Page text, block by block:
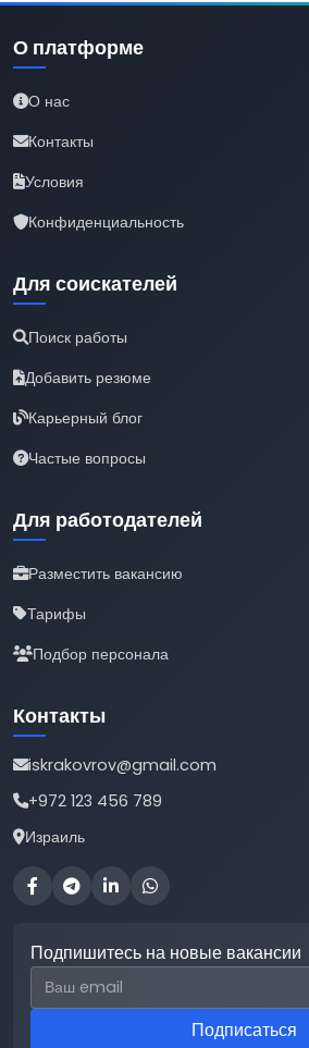
О платформе
О нас
Контакты
Условия
Конфиденциальность
Для соискателей
Поиск работы
Добавить резюме
Карьерный блог
Частые вопросы
Для работодателей
Разместить вакансию
Тарифы
Подбор персонала
Контакты
iskrakovrov@gmail.com
+972 123 456 789
Израиль
Подпишитесь на новые вакансии
Email для подписки
Подписаться